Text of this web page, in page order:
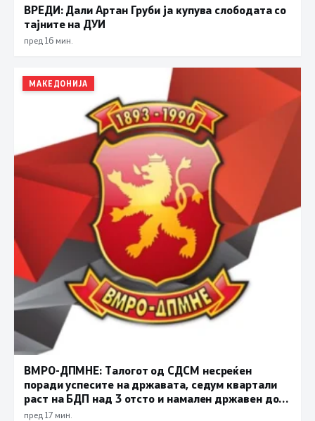
ВРЕДИ: Дали Артан Груби ја купува слободата со
тајните на ДУИ
пред 16 мин.
МАКЕДОНИЈА
ВМРО-ДПМНЕ: Талогот од СДСМ несреќен
поради успесите на државата, седум квартали
раст на БДП над 3 отсто и намален државен долг
се показатели за економска стабилност
пред 17 мин.